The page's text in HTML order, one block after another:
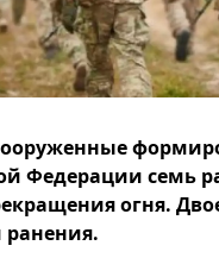
Федерации семь
огня.
ранения.